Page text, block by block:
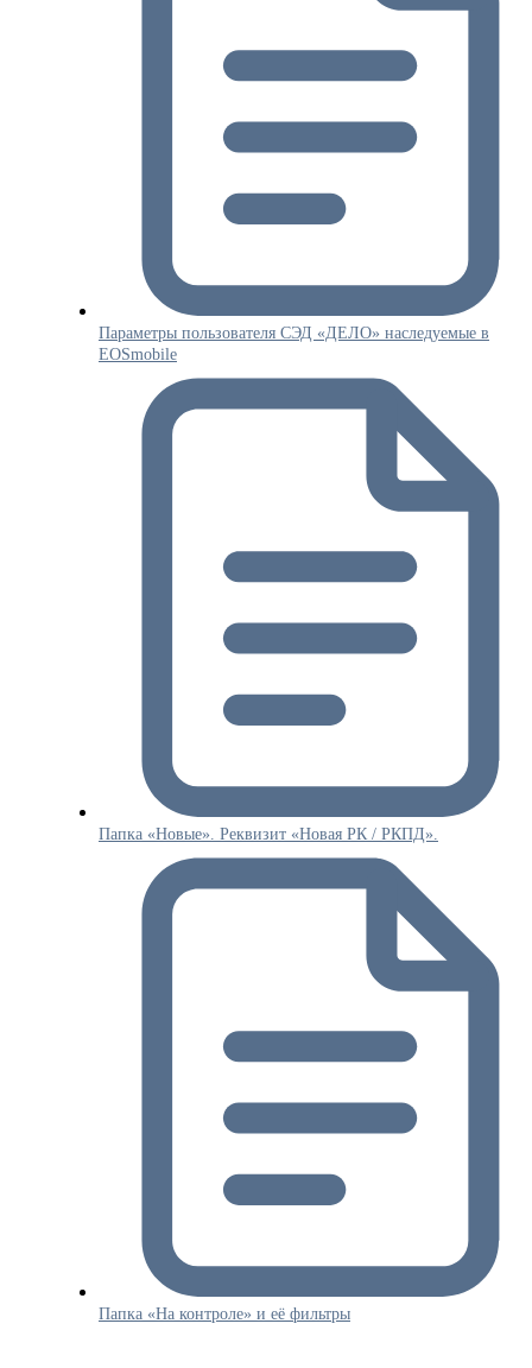
Параметры пользователя СЭД «ДЕЛО» наследуемые в
EOSmobile
Папка «Новые». Реквизит «Новая РК / РКПД».
Папка «На контроле» и её фильтры